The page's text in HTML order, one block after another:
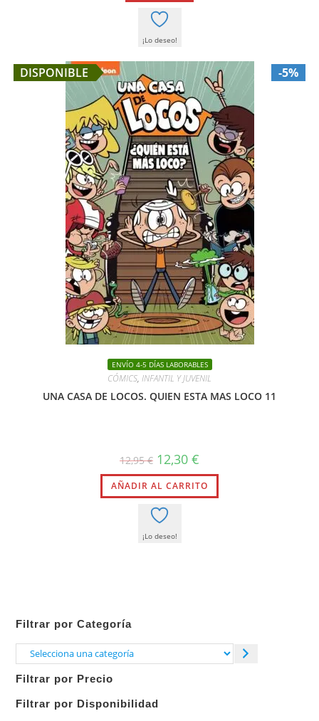
¡Lo deseo!
DISPONIBLE -5%
ENVÍO 4-5 DÍAS LABORABLES
CÓMICS, INFANTIL Y JUVENIL
UNA CASA DE LOCOS. QUIEN ESTA MAS LOCO 11
12,95€ El
precio
original
era:
12,95 €.
12,30 €
actual
es:
12,30 €.
AÑADIR AL CARRITO
¡Lo deseo!
Filtrar por Categoría
Selecciona
categoría
Filtrar por Precio
Filtrar por Disponibilidad